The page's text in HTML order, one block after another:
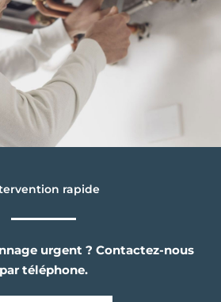
rapide
urgent ? Contactez-nous
par téléphone.